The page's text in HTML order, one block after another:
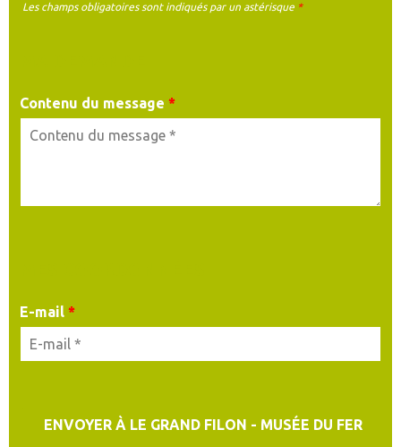
Les champs obligatoires sont indiqués par un astérisque *
Contenu du message *
E-mail *